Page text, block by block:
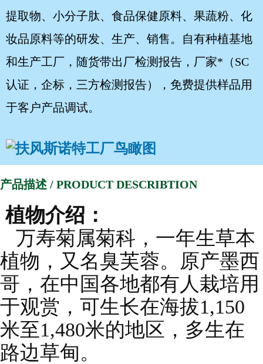
提取物、小分子肽、食品保健原料、果蔬粉、化
妆品原料等的研发、生产、销售。自有种植基地
和生产工厂，随货带出厂检测报告，厂家*（SC
认证，企标，三方检测报告），免费提供样品用
于客户产品调试。
产品描述 / PRODUCT DESCRIBTION
植物介绍：
万寿菊属菊科，一年生草本
植物，又名臭芙蓉。原产墨西
哥，在中国各地都有人栽培用
于观赏，可生长在海拔1,150
米至1,480米的地区，多生在
路边草甸。